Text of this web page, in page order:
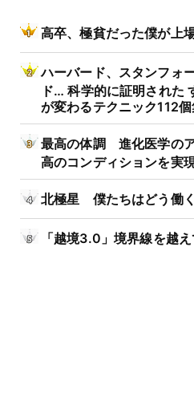
高卒、極貧だった僕が上
ハーバード、スタンフォ
ド… 科学的に証明された
が変わるテクニック112
最高の体調 進化医学の
高のコンディションを実
北極星 僕たちはどう働
「越境3.0」境界線を越